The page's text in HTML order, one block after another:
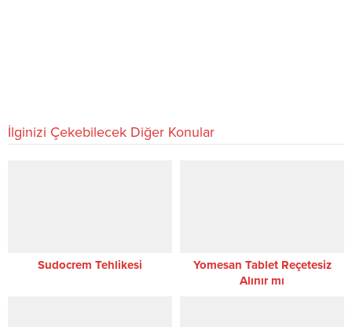
İlginizi Çekebilecek Diğer Konular
Sudocrem Tehlikesi
Yomesan Tablet Reçetesiz
Alınır mı